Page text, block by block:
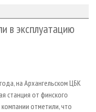
в эксплуатацию
на Архангельском ЦБК
станция от финского
отметили, что